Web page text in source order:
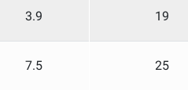
3.9 19
7.5 25